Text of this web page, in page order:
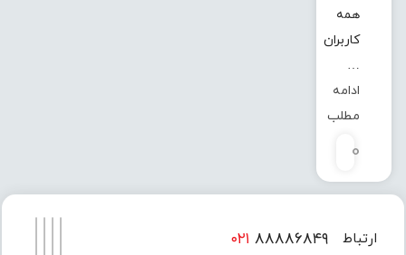
همه
کاربران
…
ادامه
مطلب
0
ارتباط ۰۲۱ ۸۸۸۸۶۸۴۹